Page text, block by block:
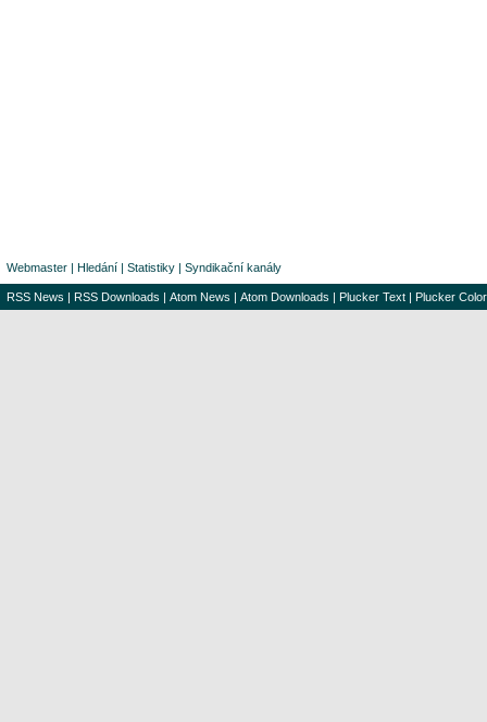
Webmaster | Hledání | Statistiky | Syndikační kanály
RSS News | RSS Downloads | Atom News | Atom Downloads | Plucker Text | Plucker Color